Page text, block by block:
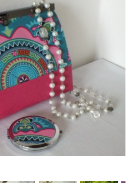
jk-laguna@seznam.cz